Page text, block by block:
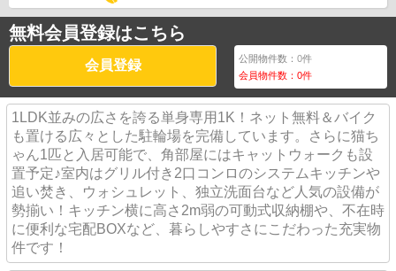
無料会員登録はこちら
会員登録 公開物件数：0件
会員物件数：0件
1LDK並みの広さを誇る単身専用1K！ネット無料＆バイク
も置ける広々とした駐輪場を完備しています。さらに猫ち
ゃん1匹と入居可能で、角部屋にはキャットウォークも設
置予定♪室内はグリル付き2口コンロのシステムキッチンや
追い焚き、ウォシュレット、独立洗面台など人気の設備が
勢揃い！キッチン横に高さ2m弱の可動式収納棚や、不在時
に便利な宅配BOXなど、暮らしやすさにこだわった充実物
件です！